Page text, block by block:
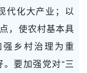
代化大产业；以
，使农村基本具
乡村治理为重
要加强党对“三